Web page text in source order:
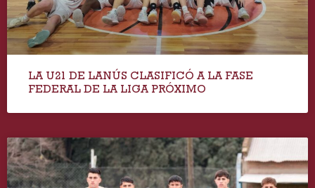
LA U21 DE LANÚS CLASIFICÓ A LA FASE
FEDERAL DE LA LIGA PRÓXIMO